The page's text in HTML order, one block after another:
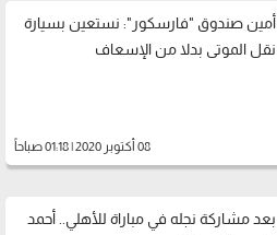
أمين صندوق "فارسكور": نستعين بسيارة
نقل الموتى بدلا من الإسعاف
08 أكتوبر 2020 | 01:18 صباحاً
بعد مشاركة نجله في مباراة للأهلي.. أحمد